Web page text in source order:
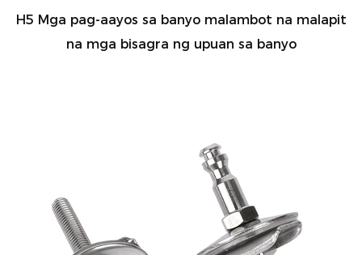
H5 Mga pag-aayos sa banyo malambot na malapit
na mga bisagra ng upuan sa banyo